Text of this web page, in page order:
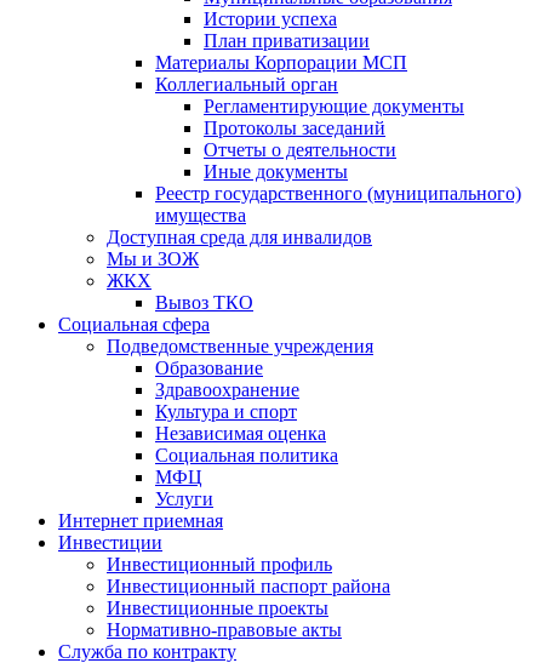
Истории успеха
План приватизации
Материалы Корпорации МСП
Коллегиальный орган
Регламентирующие документы
Протоколы заседаний
Отчеты о деятельности
Иные документы
Реестр государственного (муниципального)
имущества
Доступная среда для инвалидов
Мы и ЗОЖ
ЖКХ
Вывоз ТКО
Социальная сфера
Подведомственные учреждения
Образование
Здравоохранение
Культура и спорт
Независимая оценка
Социальная политика
МФЦ
Услуги
Интернет приемная
Инвестиции
Инвестиционный профиль
Инвестиционный паспорт района
Инвестиционные проекты
Нормативно-правовые акты
Служба по контракту